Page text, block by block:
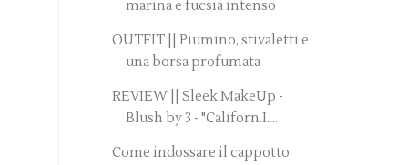
marina e fucsia intenso
OUTFIT || Piumino, stivaletti e
una borsa profumata
REVIEW || Sleek MakeUp -
Blush by 3 - "Californ.I....
Come indossare il cappotto